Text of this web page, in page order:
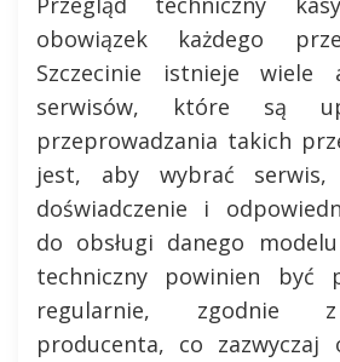
obowiązek każdego
Szczecinie istnieje wiele
serwisów, które są
przeprowadzania takich
jest, aby wybrać
doświadczenie i
do obsługi danego
techniczny powinien być
regularnie, zgodnie z
producenta, co zazwyczaj